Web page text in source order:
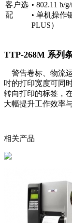
客户选
配
• 802.11 b/
• 单机操
PLUS）
TTP-268M 系列条
警告卷标、物
吋的打印宽度可同时
转向打印的标签，
大幅提升工作效率与
相关产品